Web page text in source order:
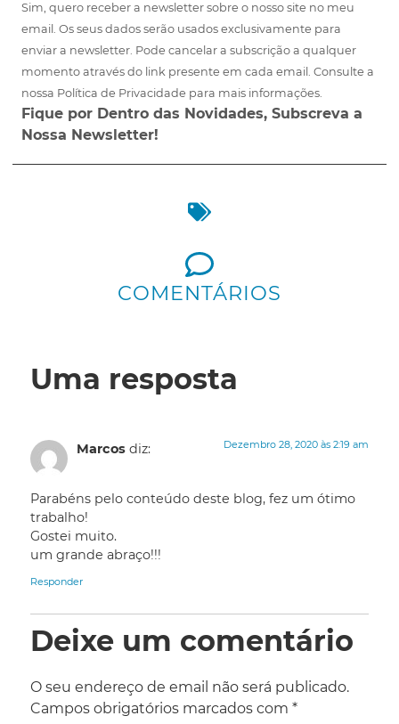
Sim, quero receber a newsletter sobre o nosso site no meu
email. Os seus dados serão usados exclusivamente para
enviar a newsletter. Pode cancelar a subscrição a qualquer
momento através do link presente em cada email. Consulte a
nossa Política de Privacidade para mais informações.
Fique por Dentro das Novidades, Subscreva a
Nossa Newsletter!
COMENTÁRIOS
Uma resposta
Marcos diz: Dezembro 28, 2020 às 2:19 am
Parabéns pelo conteúdo deste blog, fez um ótimo
trabalho!
Gostei muito.
um grande abraço!!!
Responder
Deixe um comentário
O seu endereço de email não será publicado.
Campos obrigatórios marcados com *